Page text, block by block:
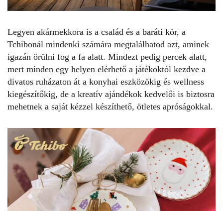
Legyen akármekkora is a család és a baráti kör, a
Tchibonál mindenki számára megtalálhatod azt, aminek
igazán örülni fog a fa alatt. Mindezt pedig percek alatt,
mert minden egy helyen elérhető a játékoktól kezdve a
divatos ruházaton át a konyhai eszközökig és wellness
kiegészítőkig, de a kreatív ajándékok kedvelői is biztosra
mehetnek a saját kézzel készíthető, ötletes apróságokkal.